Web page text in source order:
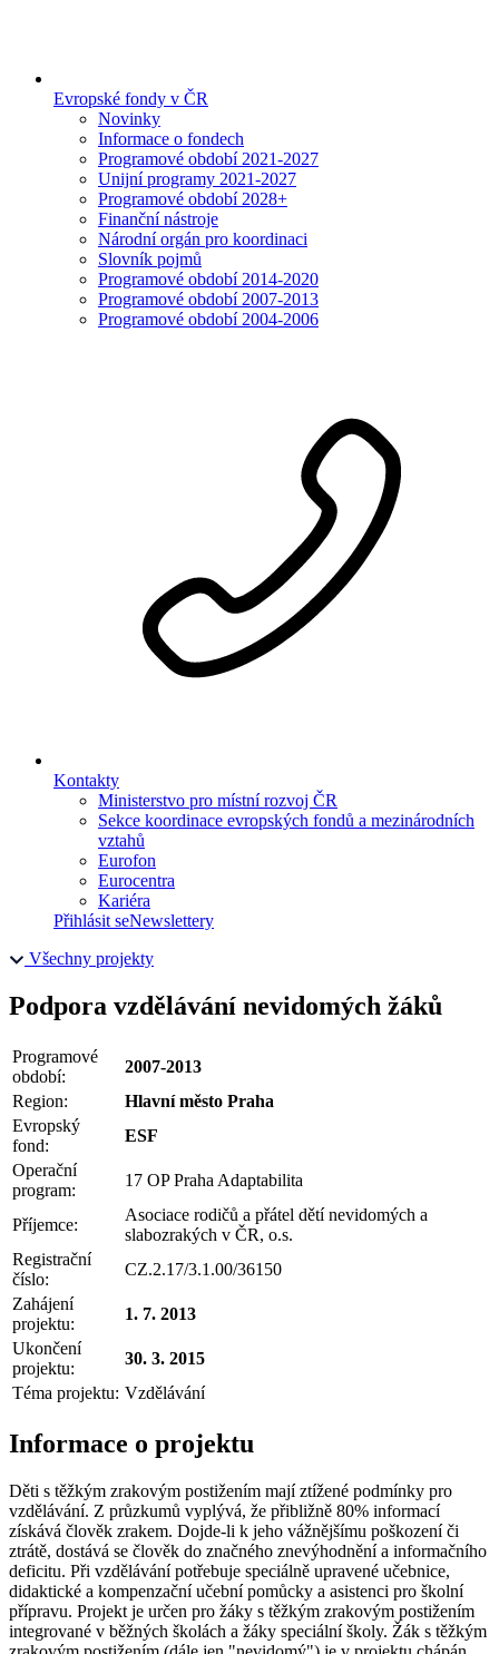
Evropské fondy v ČR
Novinky
Informace o fondech
Programové období 2021-2027
Unijní programy 2021-2027
Programové období 2028+
Finanční nástroje
Národní orgán pro koordinaci
Slovník pojmů
Programové období 2014-2020
Programové období 2007-2013
Programové období 2004-2006
Kontakty
Ministerstvo pro místní rozvoj ČR
Sekce koordinace evropských fondů a mezinárodních
vztahů
Eurofon
Eurocentra
Kariéra
Přihlásit seNewslettery
Všechny projekty
Podpora vzdělávání nevidomých žáků
Programové
období:
2007-2013
Region:
Hlavní město Praha
Evropský
fond:
ESF
Operační
program:
17 OP Praha Adaptabilita
Příjemce:
Asociace rodičů a přátel dětí nevidomých a
slabozrakých v ČR, o.s.
Registrační
číslo:
CZ.2.17/3.1.00/36150
Zahájení
projektu:
1. 7. 2013
Ukončení
projektu:
30. 3. 2015
Téma projektu: Vzdělávání
Informace o projektu
Děti s těžkým zrakovým postižením mají ztížené podmínky pro
vzdělávání. Z průzkumů vyplývá, že přibližně 80% informací
získává člověk zrakem. Dojde-li k jeho vážnějšímu poškození či
ztrátě, dostává se člověk do značného znevýhodnění a informačního
deficitu. Při vzdělávání potřebuje speciálně upravené učebnice,
didaktické a kompenzační učební pomůcky a asistenci pro školní
přípravu. Projekt je určen pro žáky s těžkým zrakovým postižením
integrované v běžných školách a žáky speciální školy. Žák s těžkým